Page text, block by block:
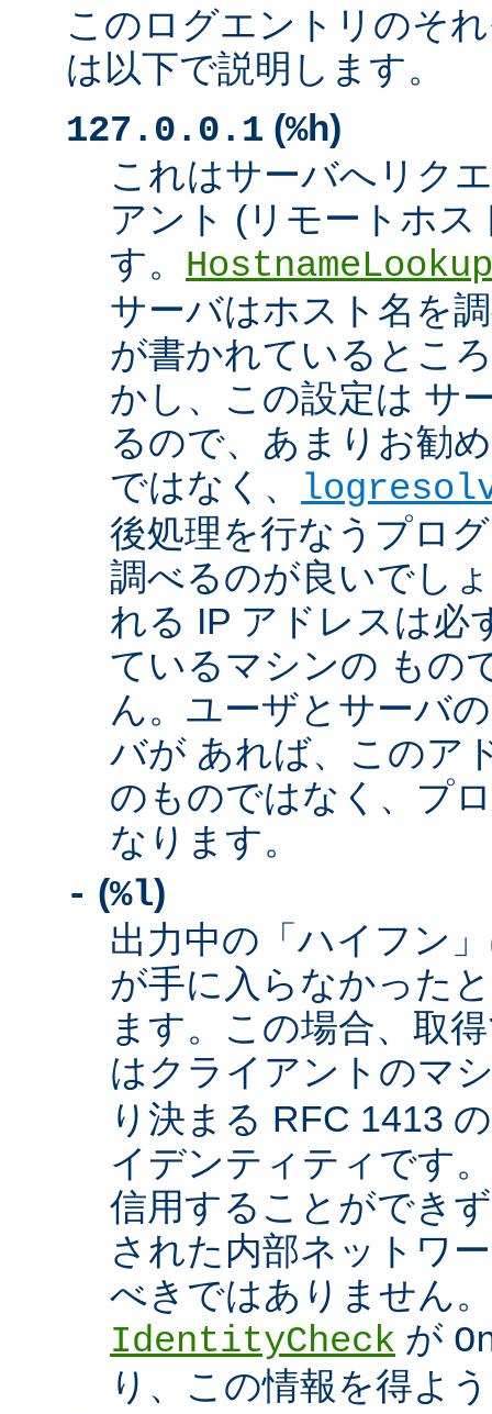
このログエントリのそ
は以下で説明します。
127.0.0.1 (%h)
これはサーバへリク
アント (リモートホ
す。
サーバはホスト名を
が書かれているとこ
かし、この設定は サ
るので、あまりお勧
ではなく、
後処理を行なうプロ
調べるのが良いでし
れる IP アドレスは必
ているマシンの もの
ん。ユーザとサーバ
バが あれば、このア
のものではなく、プ
なります。
- (%l)
出力中の「ハイフン
が手に入らなかった
ます。この場合、取
はクライアントのマ
り決まる RFC 1413
イデンティティです
信用することができ
された内部ネットワ
べきではありません
IdentityCheck が
り、この情報を得よ